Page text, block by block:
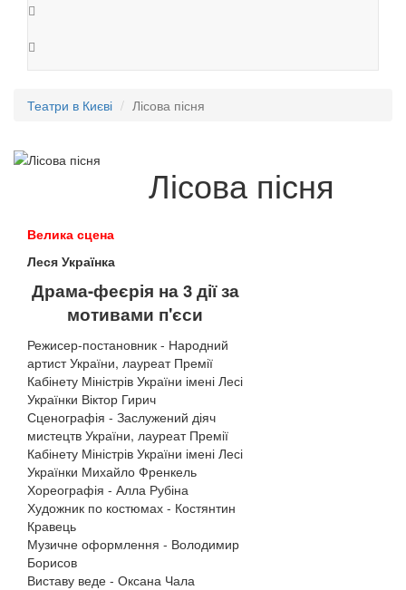
Театри в Києві Лісова пісня
Лісова пісня
Велика сцена
Леся Українка
Драма-феєрія на 3 дії за
мотивами п'єси
Режисер-постановник - Народний
артист України, лауреат Премії
Кабінету Міністрів України імені Лесі
Українки Віктор Гирич
Сценографія - Заслужений діяч
мистецтв України, лауреат Премії
Кабінету Міністрів України імені Лесі
Українки Михайло Френкель
Хореографія - Алла Рубіна
Художник по костюмах - Костянтин
Кравець
Музичне оформлення - Володимир
Борисов
Виставу веде - Оксана Чала